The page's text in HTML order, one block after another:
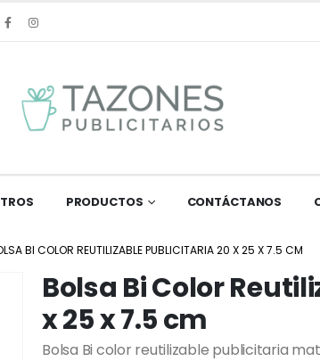
PRODUCTOS CONTÁCTANOS
BI COLOR REUTILIZABLE PUBLICITARIA 20 X 25 X 7.5 CM
Bolsa Bi Color
x 25 x 7.5 cm
Bolsa Bi color reutilizable publicitaria